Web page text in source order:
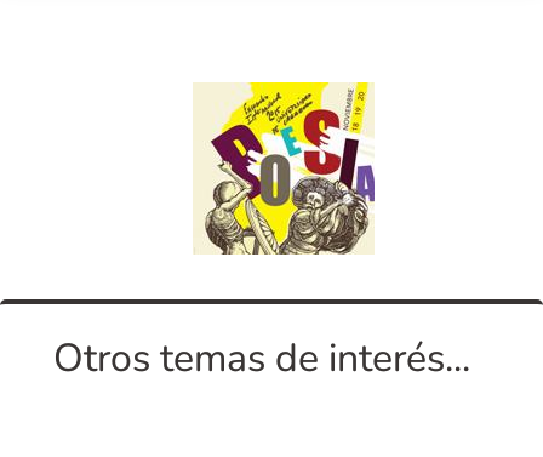
Otros temas de interés...